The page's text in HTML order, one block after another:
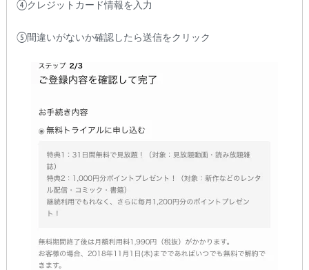
④クレジットカード情報を入力
⑤間違いがないか確認したら送信をクリック